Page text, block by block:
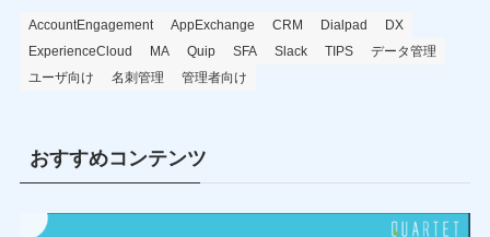
AccountEngagement AppExchange CRM Dialpad
DX
ExperienceCloud
MA Quip SFA Slack TIPS
データ管理
ユーザ向け
名刺管理 管理者向け
おすすめコンテンツ